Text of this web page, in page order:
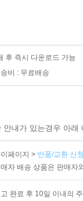
후 즉시 다운로드 가능
비 : 무료배송
내가 있는경우 아
페이지 > 반품/교환 신
자 배송 상품은 판매자
완료 후 10일 이내의